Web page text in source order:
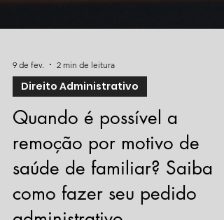
9 de fev. 2 min de leitura
Direito Administrativo
Quando é possível a
remoção por motivo de
saúde de familiar? Saiba